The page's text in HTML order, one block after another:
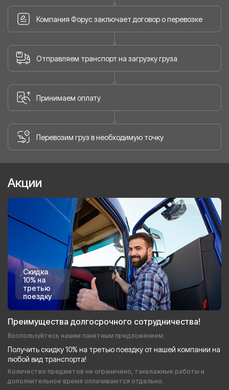
Компания Форус заключает договор о перевозке
Отправляем транспорт на загрузку груза
Принимаем оплату
Перевозим груз в необходимую точку
Акции
Скидка
10% на
третью
поездку
Преимущества долгосрочного сотрудничества!
Воспользуйтесь нашим пакетным предложением:
Получить скидку 10% на третью поездку от нашей компании на
любой вид транспорта!
Количество предметов не ограничено, такелажные работы и
дополнительное время оплачиваются отдельно.